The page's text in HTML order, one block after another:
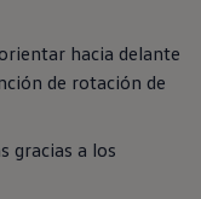
hacia delante
de rotación de
gracias a los